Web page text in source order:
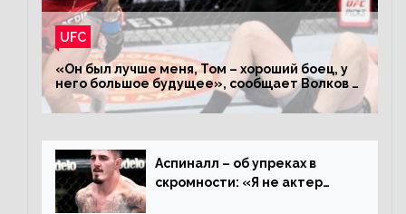
UFC
«Он был лучше меня, Том – хороший боец, у
него большое будущее», сообщает Волков –
о поражении Аспиналлу
Аспиналл – об упреках в
скромности: «Я не актер